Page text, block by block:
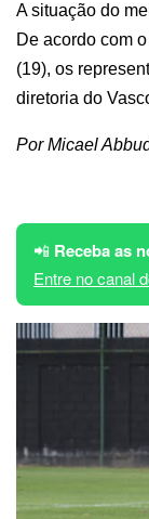
A situação do
De acordo com
(19), os
diretoria do
Por Micael
📲 Receba as
Entre no canal